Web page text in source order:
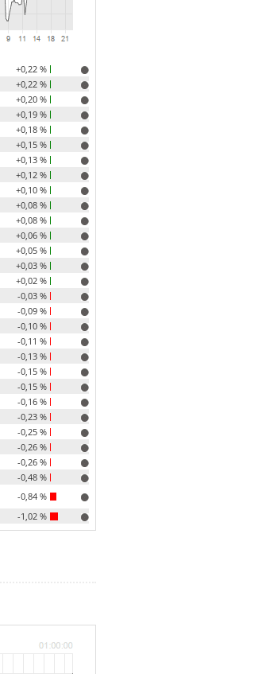
+0,22 %
+0,22 %
+0,20 %
+0,19 %
+0,18 %
+0,15 %
+0,13 %
+0,12 %
+0,10 %
+0,08 %
+0,08 %
+0,06 %
+0,05 %
+0,03 %
+0,02 %
-0,03 %
-0,09 %
-0,10 %
-0,11 %
-0,13 %
-0,15 %
-0,15 %
-0,16 %
-0,23 %
-0,25 %
-0,26 %
-0,26 %
-0,48 %
-0,84 %
-1,02 %